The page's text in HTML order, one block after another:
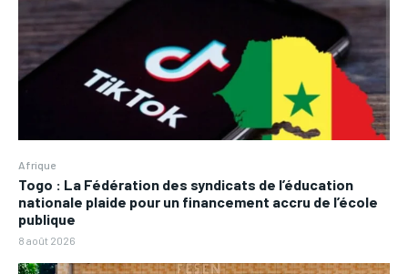
Afrique
Togo : La Fédération des syndicats de l’éducation
nationale plaide pour un financement accru de l’école
publique
8 août 2026